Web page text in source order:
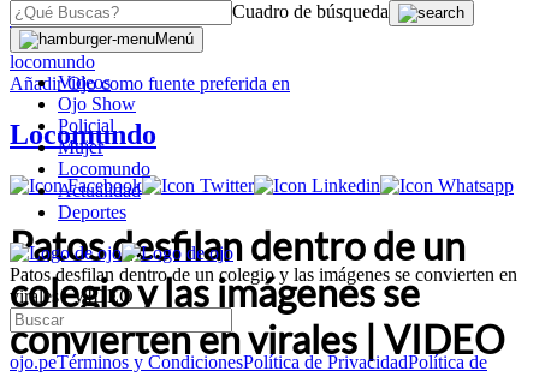
Cuadro de búsqueda
Menú
Videos
Ojo Show
Policial
Mujer
Locomundo
Actualidad
Deportes
Patos desfilan dentro de un colegio y las imágenes se convierten en
virales | VIDEO
ojo.peTérminos y CondicionesPolítica de PrivacidadPolítica de
OJO
locomundo
AñadirOjocomo fuente preferida en
Locomundo
Patos desfilan dentro de un
colegio y las imágenes se
convierten en virales | VIDEO